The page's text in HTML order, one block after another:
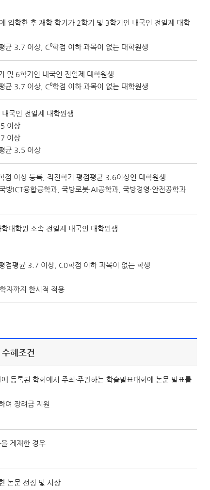
입학한 후 재학 학기가 2학기 및 3학기인 내국인 전일제 대학
3.7 이상, C⁰학점 이하 과목이 없는 대학원생
및 6학기인 내국인 전일제 대학원생
3.7 이상, C⁰학점 이하 과목이 없는 대학원생
국인 전일제 대학원생
이상
이상
균 3.5 이상
점 이상 등록, 직전학기 평점평균 3.6이상인 대학원생
ICT융합공학과, 국방로봇·AI공학과, 국방경영·안전공학과
대학원 소속 전일제 내국인 대학원생
점평균 3.7 이상, C0학점 이하 과목이 없는 학생
자까지 한시적 적용
수혜조건
등록된 학회에서 주최·주관하는 학술발표대회에 논문 발표를
여 장려금 지원
게재한 경우
논문 선정 및 시상